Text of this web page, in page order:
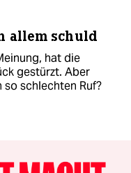
allem schuld
hat die
gestürzt. Aber
so schlechten Ruf?